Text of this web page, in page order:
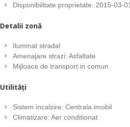
Disponibilitate proprietate: 2015-03-01
Detalii zonă
Iluminat stradal
Amenajare strazi: Asfaltate
Mijloace de transport in comun
Utilități
Sistem incalzire: Centrala imobil
Climatizare: Aer conditionat